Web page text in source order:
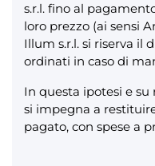
s.r.l. fino al
loro prezzo (ai sensi
Illum s.r.l. si riserva il
ordinati in caso di
In questa ipotesi e su
si impegna a
pagato, con spese a